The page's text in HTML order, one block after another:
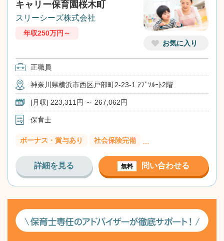
お気に入り
キャリー保育園桜木町
スリーシーズ株式会社
年収250万円～
正職員
神奈川県横浜市西区戸部町2-23-1 ｱﾌﾞｿﾙｰﾄ2階
[月収] 223,311円 ～ 267,062円
保育士
ボーナス・賞与あり 社会保険完備 …
詳細を見る 無料 問い合わせる